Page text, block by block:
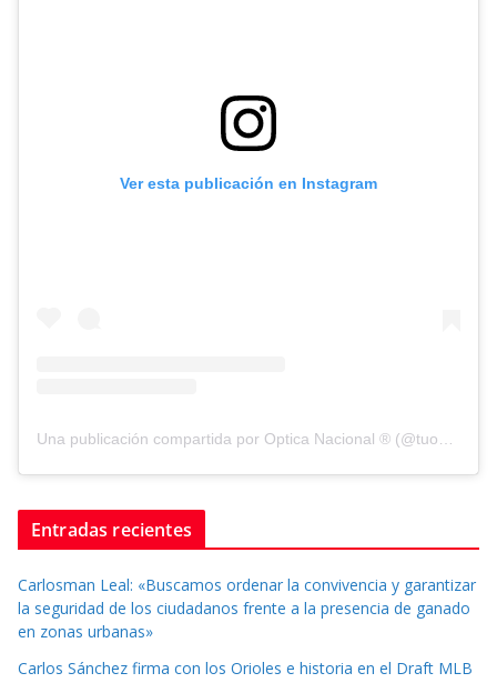
Ver esta publicación en Instagram
Una publicación compartida por Optica Nacional ® (@tuopticanacional)
Entradas recientes
Carlosman Leal: «Buscamos ordenar la convivencia y garantizar
la seguridad de los ciudadanos frente a la presencia de ganado
en zonas urbanas»
Carlos Sánchez firma con los Orioles e historia en el Draft MLB